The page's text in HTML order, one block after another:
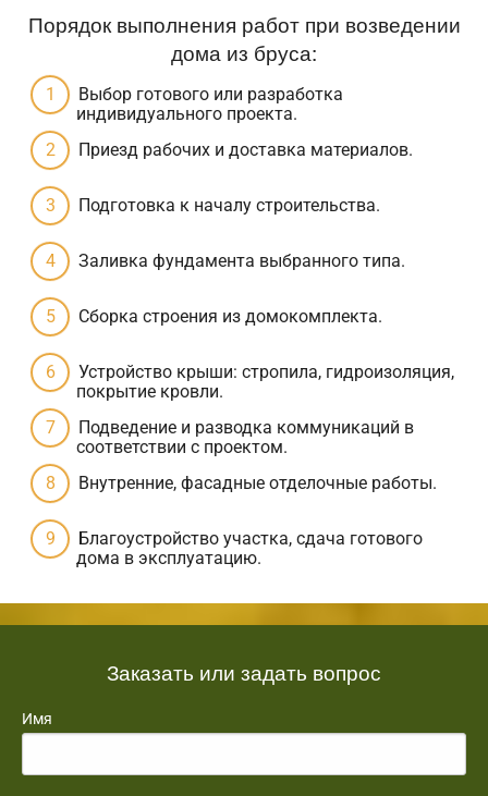
Порядок выполнения работ при возведении
дома из бруса:
Выбор готового или разработка
индивидуального проекта.
Приезд рабочих и доставка материалов.
Подготовка к началу строительства.
Заливка фундамента выбранного типа.
Сборка строения из домокомплекта.
Устройство крыши: стропила, гидроизоляция,
покрытие кровли.
Подведение и разводка коммуникаций в
соответствии с проектом.
Внутренние, фасадные отделочные работы.
Благоустройство участка, сдача готового
дома в эксплуатацию.
Заказать или задать вопрос
Имя